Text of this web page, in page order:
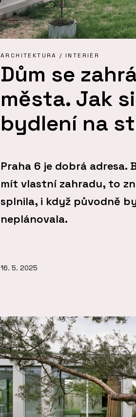
ARCHITEKTURA / INTERIÉR
Dům se
města. Jak
bydlení na
Praha 6 je dobrá
mít vlastní zahradu, to
splnila, i když původně
neplánovala.
16. 5. 2025